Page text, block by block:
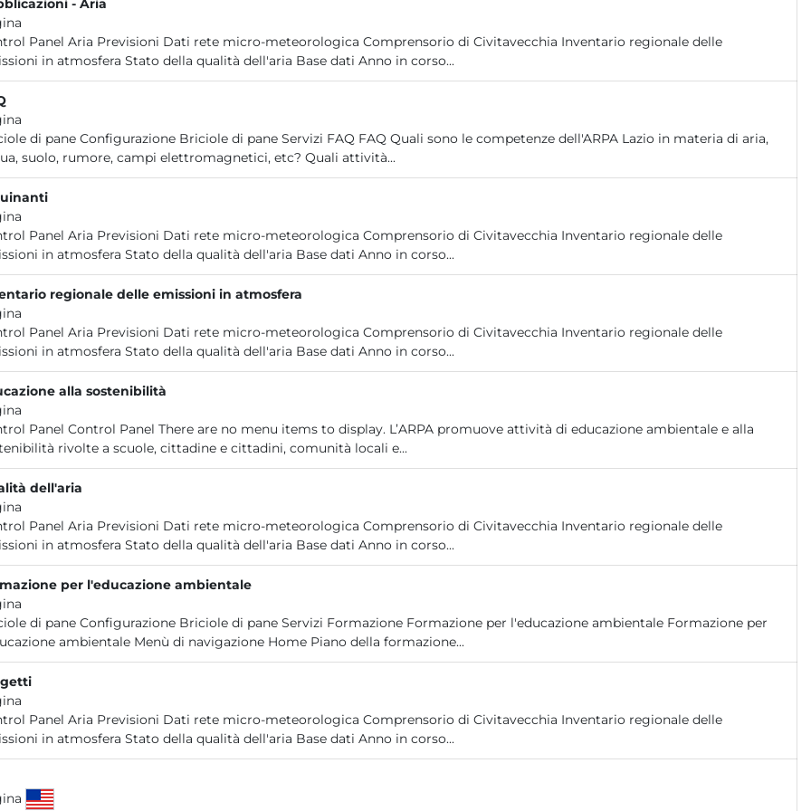
- Aria
Panel Aria Previsioni Dati rete micro-meteorologica Comprensorio di Civitavecchia Inventario regionale delle
in atmosfera Stato della qualità dell'aria Base dati Anno in corso...
di pane Configurazione Briciole di pane Servizi FAQ FAQ Quali sono le competenze dell'ARPA Lazio in materia di aria,
suolo, rumore, campi elettromagnetici, etc? Quali attività...
Panel Aria Previsioni Dati rete micro-meteorologica Comprensorio di Civitavecchia Inventario regionale delle
in atmosfera Stato della qualità dell'aria Base dati Anno in corso...
regionale delle emissioni in atmosfera
Panel Aria Previsioni Dati rete micro-meteorologica Comprensorio di Civitavecchia Inventario regionale delle
in atmosfera Stato della qualità dell'aria Base dati Anno in corso...
alla sostenibilità
Panel Control Panel There are no menu items to display. L’ARPA promuove attività di educazione ambientale e alla
rivolte a scuole, cittadine e cittadini, comunità locali e...
dell'aria
Panel Aria Previsioni Dati rete micro-meteorologica Comprensorio di Civitavecchia Inventario regionale delle
in atmosfera Stato della qualità dell'aria Base dati Anno in corso...
per l'educazione ambientale
di pane Configurazione Briciole di pane Servizi Formazione Formazione per l'educazione ambientale Formazione per
ambientale Menù di navigazione Home Piano della formazione...
Panel Aria Previsioni Dati rete micro-meteorologica Comprensorio di Civitavecchia Inventario regionale delle
in atmosfera Stato della qualità dell'aria Base dati Anno in corso...